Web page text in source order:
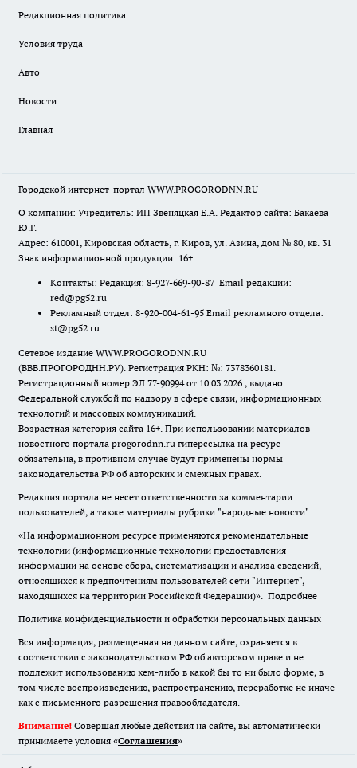
Редакционная политика
Условия труда
Авто
Новости
Главная
Городской интернет-портал WWW.PROGORODNN.RU
О компании: Учредитель: ИП Звеняцкая Е.А. Редактор сайта: Бакаева
Ю.Г.
Адрес: 610001, Кировская область, г. Киров, ул. Азина, дом № 80, кв. 31
Знак информационной продукции: 16+
Контакты: Редакция: 8-927-669-90-87 Email редакции:
red@pg52.ru
Рекламный отдел: 8-920-004-61-95 Email рекламного отдела:
st@pg52.ru
Сетевое издание WWW.PROGORODNN.RU
(ВВВ.ПРОГОРОДНН.РУ). Регистрация РКН: №: 7378360181.
Регистрационный номер ЭЛ 77-90994 от 10.03.2026., выдано
Федеральной службой по надзору в сфере связи, информационных
технологий и массовых коммуникаций.
Возрастная категория сайта 16+. При использовании материалов
новостного портала progorodnn.ru гиперссылка на ресурс
обязательна, в противном случае будут применены нормы
законодательства РФ об авторских и смежных правах.
Редакция портала не несет ответственности за комментарии
пользователей, а также материалы рубрики "народные новости".
«На информационном ресурсе применяются рекомендательные
технологии (информационные технологии предоставления
информации на основе сбора, систематизации и анализа сведений,
относящихся к предпочтениям пользователей сети "Интернет",
находящихся на территории Российской Федерации)». Подробнее
Политика конфиденциальности и обработки персональных данных
Вся информация, размещенная на данном сайте, охраняется в
соответствии с законодательством РФ об авторском праве и не
подлежит использованию кем-либо в какой бы то ни было форме, в
том числе воспроизведению, распространению, переработке не иначе
как с письменного разрешения правообладателя.
Внимание! Совершая любые действия на сайте, вы автоматически
принимаете условия «Cоглашения»